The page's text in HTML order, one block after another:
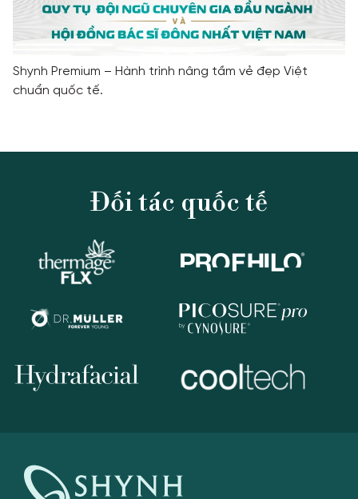
Shynh Premium – Hành trình nâng tầm vẻ đẹp Việt
chuẩn quốc tế.
Đối tác quốc tế